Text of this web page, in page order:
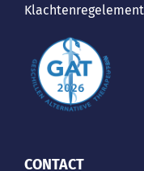
Klachtenregelement
CONTACT